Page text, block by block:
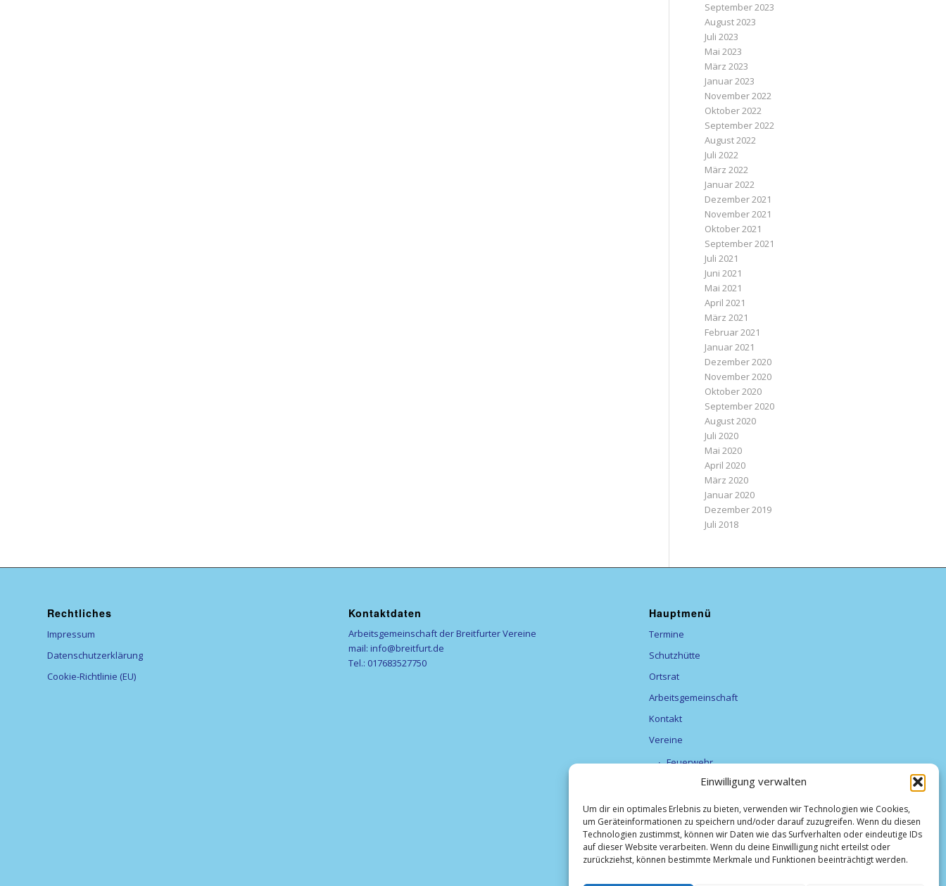
Einwilligung verwalten
Um dir ein optimales Erlebnis zu bieten, verwenden wir Technologien wie Cookies,
um Geräteinformationen zu speichern und/oder darauf zuzugreifen. Wenn du diesen
Technologien zustimmst, können wir Daten wie das Surfverhalten oder eindeutige IDs
auf dieser Website verarbeiten. Wenn du deine Einwilligung nicht erteilst oder
zurückziehst, können bestimmte Merkmale und Funktionen beeinträchtigt werden.
September 2023
August 2023
Juli 2023
Mai 2023
März 2023
Januar 2023
November 2022
Oktober 2022
September 2022
August 2022
Juli 2022
März 2022
Januar 2022
Dezember 2021
November 2021
Oktober 2021
September 2021
Juli 2021
Juni 2021
Mai 2021
April 2021
März 2021
Februar 2021
Januar 2021
Dezember 2020
November 2020
Oktober 2020
September 2020
August 2020
Juli 2020
Mai 2020
April 2020
März 2020
Januar 2020
Dezember 2019
Juli 2018
Rechtliches
Impressum
Datenschutzerklärung
Cookie-Richtlinie (EU)
Kontaktdaten
Arbeitsgemeinschaft der Breitfurter Vereine
mail: info@breitfurt.de
Tel.: 017683527750
Hauptmenü
Termine
Schutzhütte
Ortsrat
Arbeitsgemeinschaft
Kontakt
Vereine
Feuerwehr
Förderverein Alexanderturm
Obst- und Gartenbauverein Breitfurt e.V.
TV Breitfurt 1919 e.V
Vereinsliste